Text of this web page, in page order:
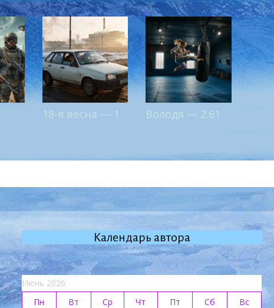
18-я весна — 1 Володя — 2.61
Календарь автора
Июнь 2026
Пн
Вт Ср Чт Пт Сб
Вс